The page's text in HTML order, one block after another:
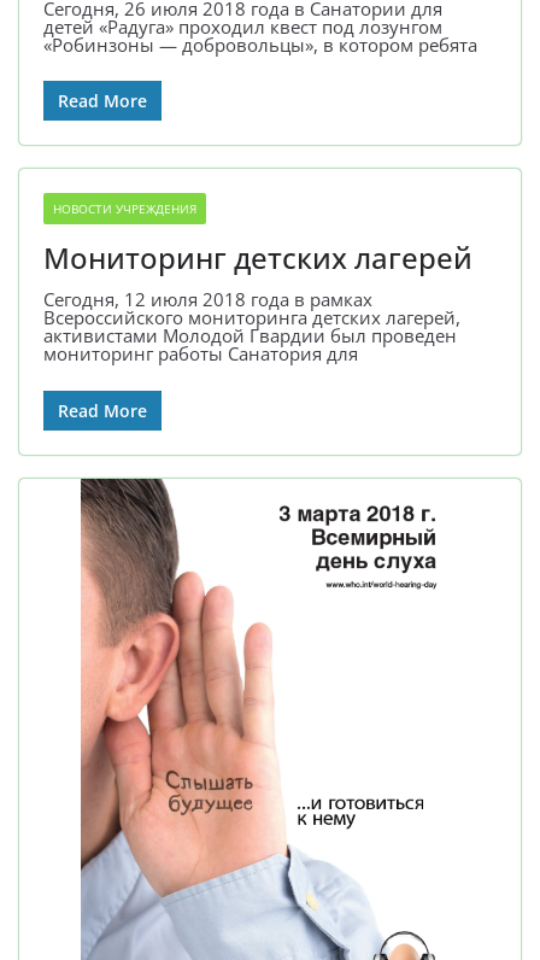
Сегодня, 26 июля 2018 года в Санатории для
детей «Радуга» проходил квест под лозунгом
«Робинзоны — добровольцы», в котором ребята
Read More
НОВОСТИ УЧРЕЖДЕНИЯ
Мониторинг детских лагерей
Сегодня, 12 июля 2018 года в рамках
Всероссийского мониторинга детских лагерей,
активистами Молодой Гвардии был проведен
мониторинг работы Санатория для
Read More